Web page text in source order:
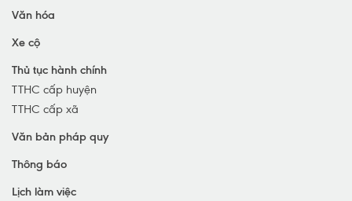
Văn hóa
Xe cộ
Thủ tục hành chính
TTHC cấp huyện
TTHC cấp xã
Văn bản pháp quy
Thông báo
Lịch làm việc